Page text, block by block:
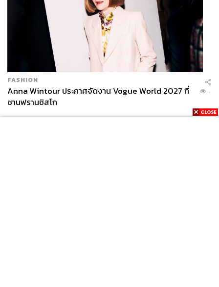
FASHION
Anna Wintour ประกาศจัดงาน Vogue World 2027 ที่
ซานฟรานซิสโก
...